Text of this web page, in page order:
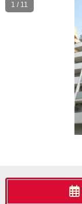
1 / 11